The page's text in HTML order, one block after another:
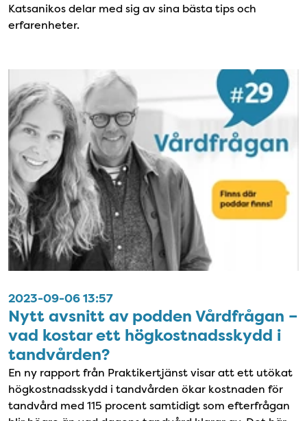
Katsanikos delar med sig av sina bästa tips och
erfarenheter.
2023-09-06 13:57
Nytt avsnitt av podden Vårdfrågan –
vad kostar ett högkostnadsskydd i
tandvården?
En ny rapport från Praktikertjänst visar att ett utökat
högkostnadsskydd i tandvården ökar kostnaden för
tandvård med 115 procent samtidigt som efterfrågan